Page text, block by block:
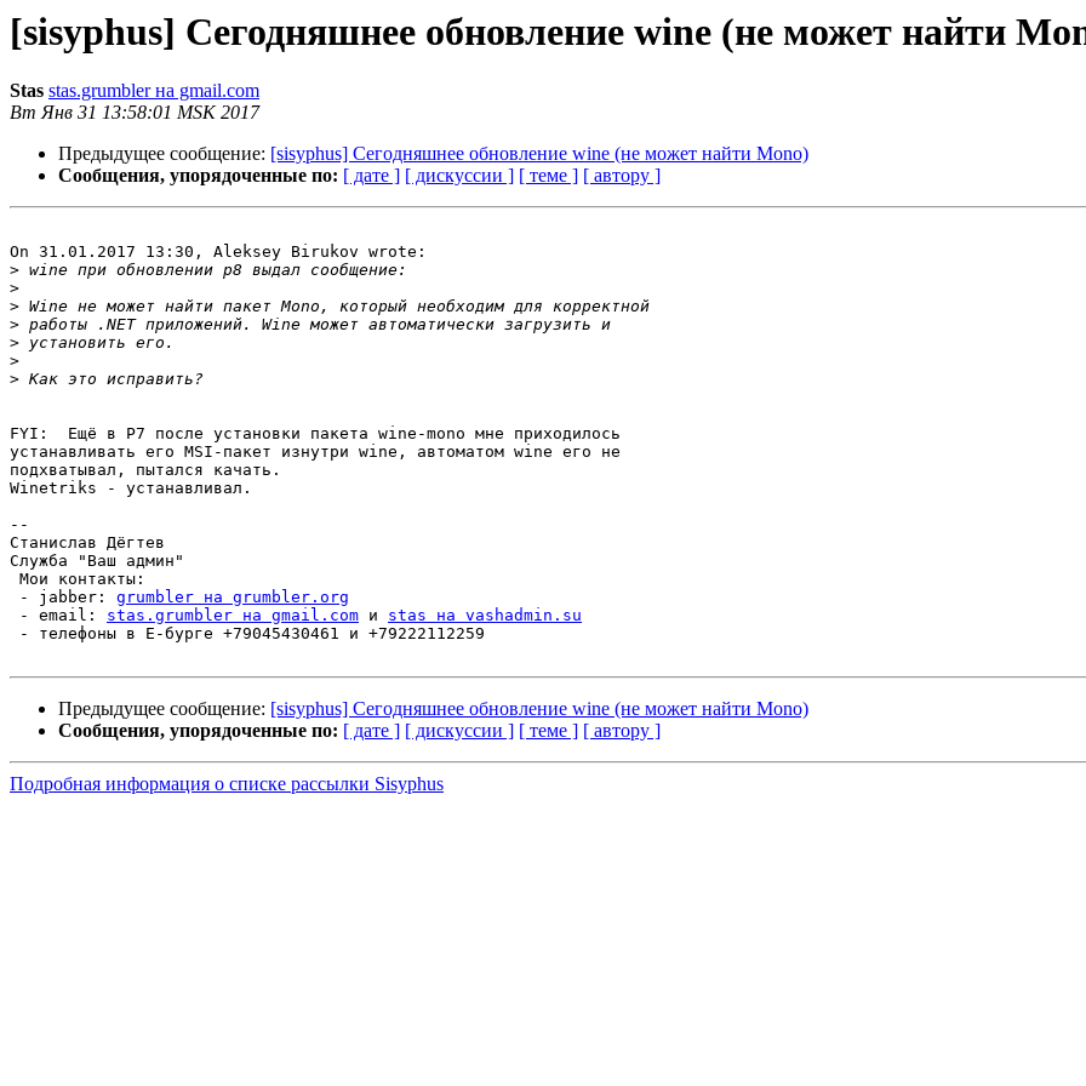
[sisyphus] Сегодняшнее обновление wine (не может найти
Stas stas.grumbler на gmail.com
Вт Янв 31 13:58:01 MSK 2017
Предыдущее сообщение: [sisyphus] Сегодняшнее обновление wine (не может найти Mono)
Сообщения, упорядоченные по: [ дате ] [ дискуссии ] [ теме ] [ автору ]
On 31.01.2017 13:30, Aleksey Birukov wrote:
>
>
>
>
>
>
>
FYI:  Ещё в P7 после установки пакета wine-mono мне приходилось
устанавливать его MSI-пакет изнутри wine, автоматом wine его не
подхватывал, пытался качать.
Winetriks - устанавливал.
--
Станислав Дёгтев
Служба "Ваш админ"
Мои контакты:
- jabber: grumbler на grumbler.org
- email: stas.grumbler на gmail.com и stas на vashadmin.su
- телефоны в Е-бурге +79045430461 и +79222112259
Предыдущее сообщение: [sisyphus] Сегодняшнее обновление wine (не может найти Mono)
Сообщения, упорядоченные по: [ дате ] [ дискуссии ] [ теме ] [ автору ]
Подробная информация о списке рассылки Sisyphus